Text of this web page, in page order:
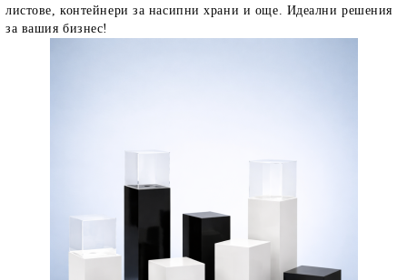
листове, контейнери за насипни храни и още. Идеални решения
за вашия бизнес!